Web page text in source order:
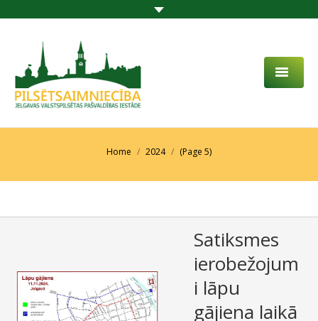
PAR MUMS
SABIEDRĪBAS LĪDZDALĪBA
KONTAKTI
Home 2024 (Page 5)
Satiksmes
ierobežojum
i lāpu
gājiena laikā